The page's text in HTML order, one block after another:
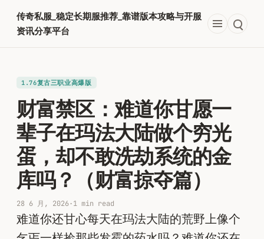
内
传奇私服_稳定长期服推荐_靠谱版本攻略与开服
资讯分享平台
1.76复古三职业高爆版
财富禁区：难道你甘愿一
辈子在玛法大陆做个穷光
蛋，却不敢洗劫系统的金
库吗？（财富掠夺篇）
28 6 月, 2026·1 min read
难道你还甘心每天在玛法大陆的荒野上像个